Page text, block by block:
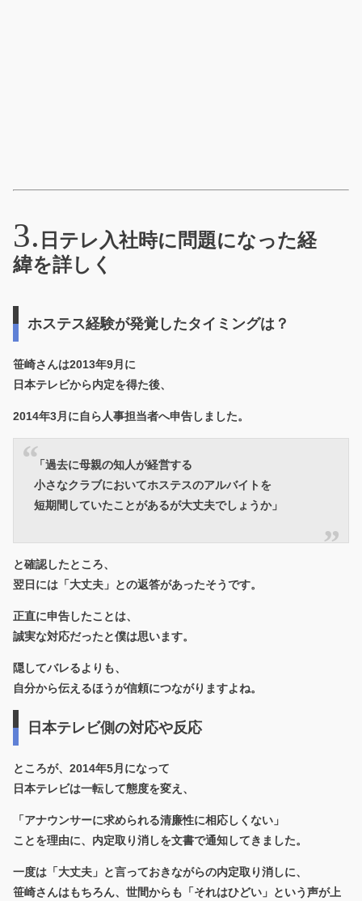
日テレ入社時に問題になった経
緯を詳しく
ホステス経験が発覚したタイミングは？
笹崎さんは2013年9月に
日本テレビから内定を得た後、
2014年3月に自ら人事担当者へ申告しました。
「過去に母親の知人が経営する
小さなクラブにおいてホステスのアルバイトを
短期間していたことがあるが大丈夫でしょうか」
と確認したところ、
翌日には「大丈夫」との返答があったそうです。
正直に申告したことは、
誠実な対応だったと僕は思います。
隠してバレるよりも、
自分から伝えるほうが信頼につながりますよね。
日本テレビ側の対応や反応
ところが、2014年5月になって
日本テレビは一転して態度を変え、
「アナウンサーに求められる清廉性に相応しくない」
ことを理由に、内定取り消しを文書で通知してきました。
一度は「大丈夫」と言っておきながらの内定取り消しに、
笹崎さんはもちろん、世間からも「それはひどい」という声が上